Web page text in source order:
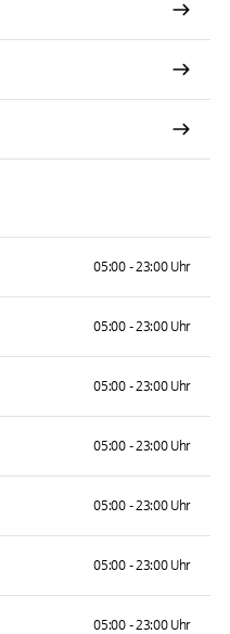
05:00 - 23:00 Uhr
05:00 - 23:00 Uhr
05:00 - 23:00 Uhr
05:00 - 23:00 Uhr
05:00 - 23:00 Uhr
05:00 - 23:00 Uhr
05:00 - 23:00 Uhr